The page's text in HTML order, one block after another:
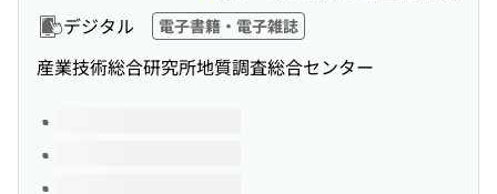
デジタル 電子書籍・電子雑誌
産業技術総合研究所地質調査総合センター
このタイトルの巻号